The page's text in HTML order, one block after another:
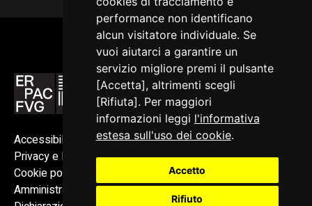
performance non identificano
alcun visitatore individuale. Se
vuoi aiutarci a garantire un
servizio migliore premi il pulsante
[Accetta], altrimenti scegli
[Rifiuta]. Per maggiori
informazioni leggi l'informativa
estesa sull'uso dei cookie.
Accetto
Rifiuto
Accessibilità
Privacy e Note legali
Cookie policy
Amministrazione trasparente